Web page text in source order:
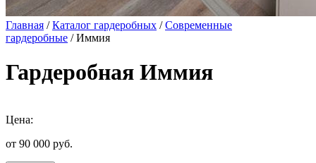
Главная /Каталог гардеробных /Современные
гардеробные / Иммия
Гардеробная Иммия
Цена:
от 90 000 руб.